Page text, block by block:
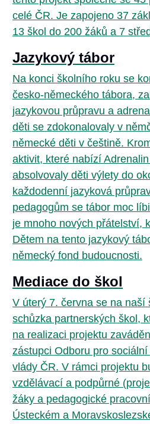
celé ČR. Je zapojeno 37
13 škol do 200 žáků a 7
Jazykový tábor
Na konci školního roku se
česko-německého tábora,
jazykovou průpravu a
děti se zdokonalovaly v
německé děti v češtině.
aktivit, které nabízí
absolvovaly děti výlety do
každodenní jazyková
pedagogům se tábor moc
je mnoho nových přátelství,
Dětem na tento jazykový
německý fond budoucnosti.
Mediace do škol
V úterý 7. června se na naší
schůzka partnerských škol,
na realizaci projektu
zástupci Odboru pro
vlády ČR. V rámci projektu
vzdělávací a podpůrné
žáky a pedagogické
Ústeckém a